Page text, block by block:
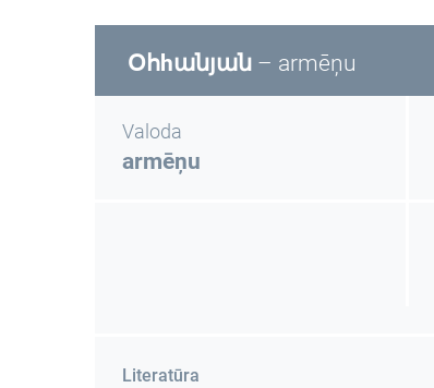
Օհhանյան – armēņu
Valoda
armēņu
Literatūra